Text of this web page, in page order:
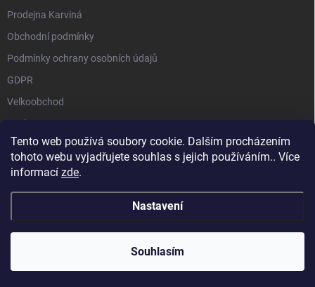
Tento web používá soubory cookie. Dalším procházením
tohoto webu vyjadřujete souhlas s jejich používáním.. Více
informací zde.
Nastavení
Souhlasím
Prodejna Karviná
Obchodní podmínky
Podmínky ochrany osobních údajů
GDPR
Velkoobchod
O nás
Vrácení zásilky přes Zásilkovnu
Vytvořil Shoptet
Copyright 2026GALAXIE KRATOMU. Všechna práva vyhrazena.